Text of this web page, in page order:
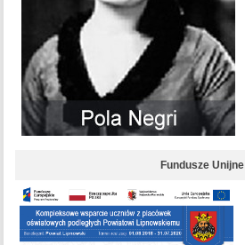
Fundusze Unijne